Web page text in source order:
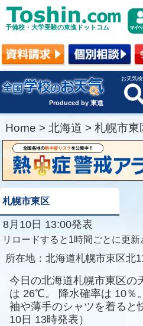
予備校・大学受験の東進ドットコム
Produced by 東進
お天気
Home > 北海道 > 札幌市東
札幌市東区
8月10日 13:00発表
リロードすると1時間ごとに更新
所在地： 北海道札幌市東区北
今日の北海道札幌市東区の
は 26℃。 降水確率は 10％。
袖や薄手のシャツを着ると
10日 13時発表）